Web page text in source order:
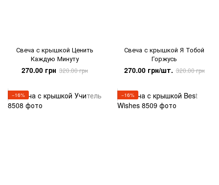
Свеча с крышкой Ценить
Каждую Минуту
270.00 грн 320.00 грн
Свеча с крышкой Я Тобой
Горжусь
270.00 грн/шт. 320.00 грн
−16% −16%